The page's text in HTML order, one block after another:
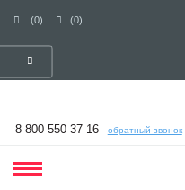
(0) (0)
8 800 550 37 16 обратный звонок